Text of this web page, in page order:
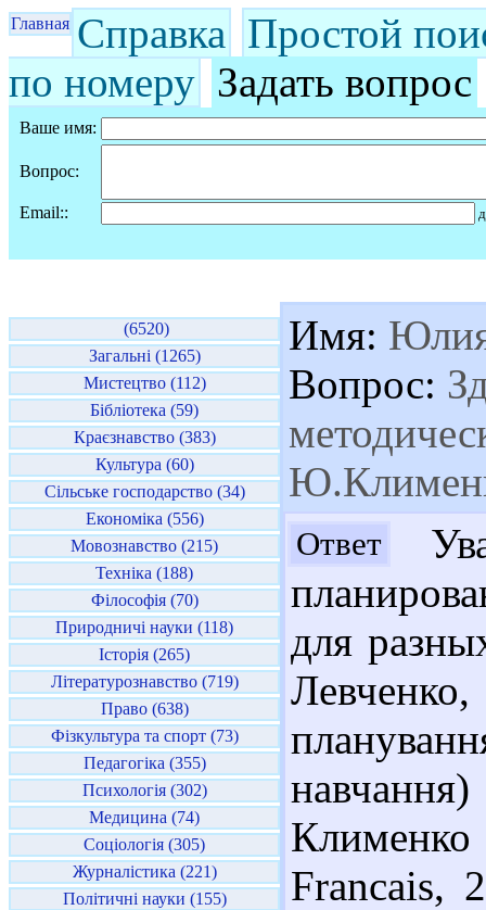
Главная Справка Простой
по номеру Задать вопрос
Ваше имя:
Вопрос:
Email::
(6520)
Загальні (1265)
Мистецтво (112)
Бібліотека (59)
Краєзнавство (383)
Культура (60)
Сільське господарство (34)
Економіка (556)
Мовознавство (215)
Техніка (188)
Філософія (70)
Природничі науки (118)
Історія (265)
Літературознавство (719)
Право (638)
Фізкультура та спорт (73)
Педагогіка (355)
Психологія (302)
Медицина (74)
Соціологія (305)
Журналістика (221)
Політичні науки (155)
Имя:
Вопрос:
Ответ
для
Francais,